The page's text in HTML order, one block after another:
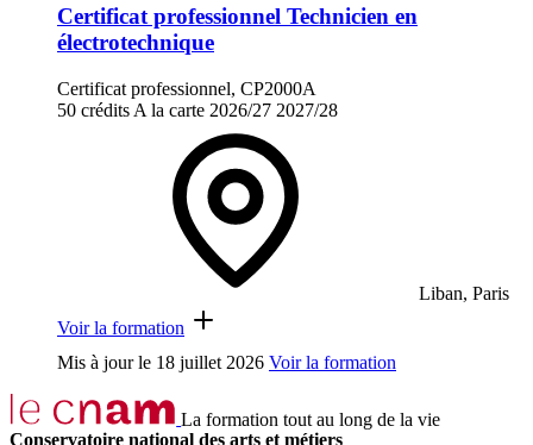
Certificat professionnel Technicien en
électrotechnique
Certificat professionnel, CP2000A
50 crédits A la carte 2026/27 2027/28
Liban, Paris
Voir la formation
Mis à jour le 18 juillet 2026 Voir la formation
La formation tout au long de la vie
Conservatoire national des arts et métiers